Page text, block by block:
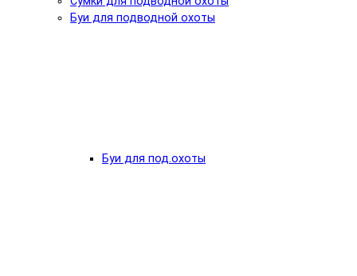
Буи для подводной охоты
Буи для под.охоты